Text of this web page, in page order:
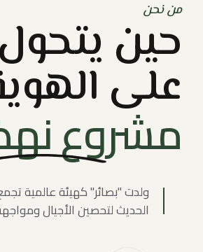
من نحن
حين
على
مشروع
ولدت "بصائر" كهيئة عالمية
الحديث لتحصين الأجيال ومواجهة